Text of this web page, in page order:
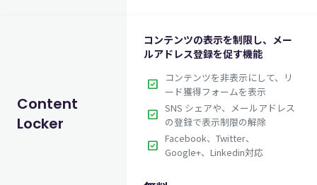
英語版価格: $67.00/年
Content
Locker
コンテンツの表示を制限し、メー
ルアドレス登録を促す機能
check_box
コンテンツを非表示にして、リ
ード獲得フォームを表示
check_box SNS シェアや、メールアドレス
の登録で表示制限の解除
check_box Facebook、Twitter、
Google+、Linkedin対応